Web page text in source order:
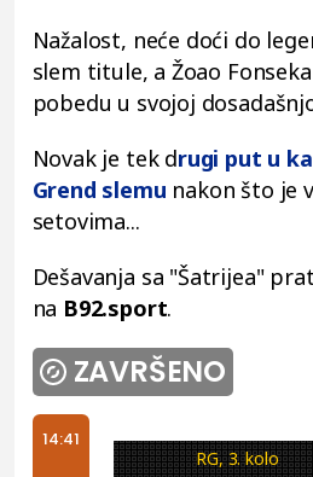
Nažalost, neće doći do
slem titule, a Žoao
pobedu u svojoj
Novak je tek drugi put u
Grend slemu nakon što je
setovima...
Dešavanja sa "Šatrijea"
na B92.sport.
ZAVRŠENO
14:41
RG, 3. kolo